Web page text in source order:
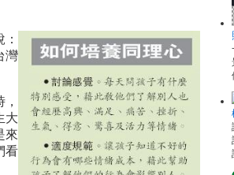
灣
大
來
看